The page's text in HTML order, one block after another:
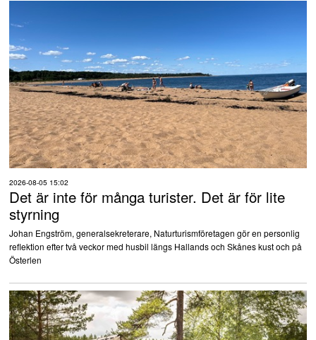
2026-08-05 15:02
Det är inte för många turister. Det är för lite
styrning
Johan Engström, generalsekreterare, Naturturismföretagen gör en personlig
reflektion efter två veckor med husbil längs Hallands och Skånes kust och på
Österlen